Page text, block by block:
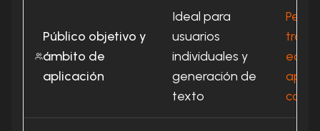
Público objetivo y
ámbito de
aplicación
Ideal para
usuarios
individuales y
generación de
texto